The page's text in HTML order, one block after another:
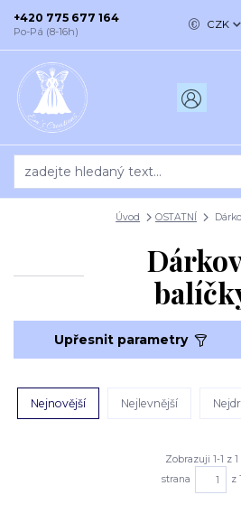
CZK
+420 775 677 164
Po-Pá (8-16h)
Úvod OSTATNÍ
Upřesnit parametry
Nejnovější Nejlevnější
Zobrazuji 1-1 z 1
strana
z 1